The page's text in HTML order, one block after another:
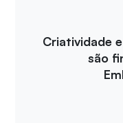
Criatividade
são